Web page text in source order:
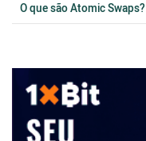
O que são Atomic Swaps?